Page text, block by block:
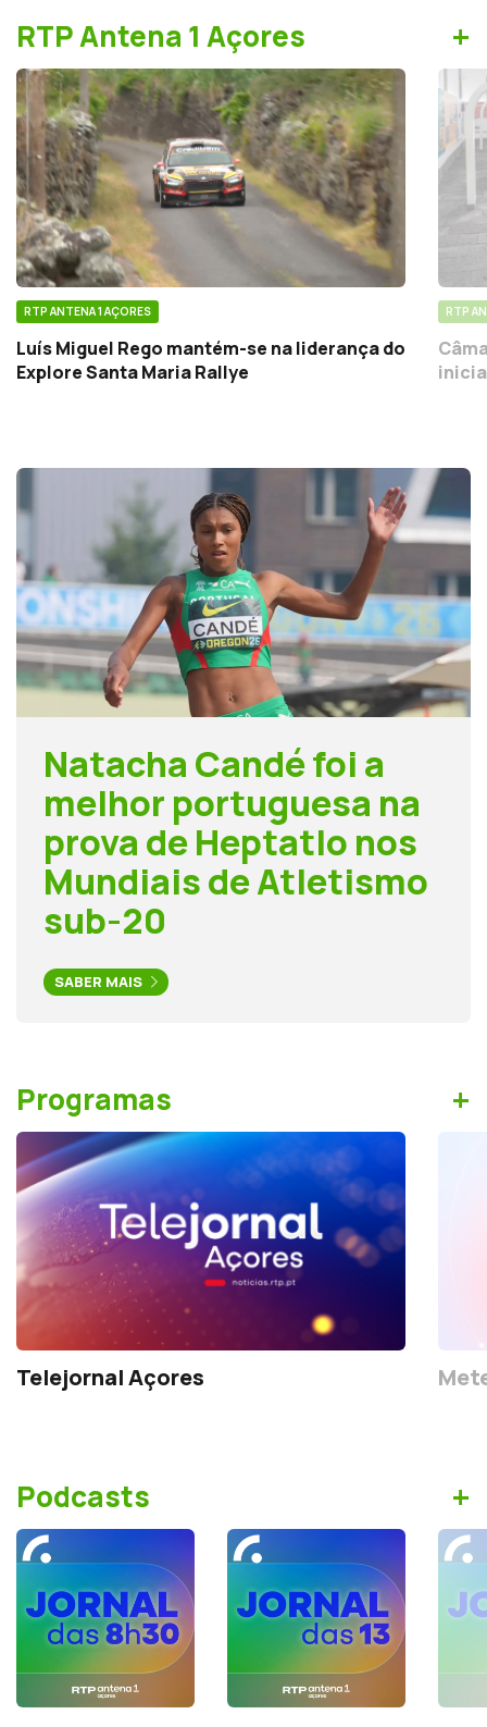
RTP Antena 1 Açores +
RTP ANTENA 1 AÇORES
Luís Miguel Rego mantém-se na liderança do
Explore Santa Maria Rallye
RTP
Natacha Candé foi a
melhor portuguesa na
prova de Heptatlo nos
Mundiais de Atletismo
sub-20
SABER MAIS
Programas +
Telejornal Açores
Podcasts +